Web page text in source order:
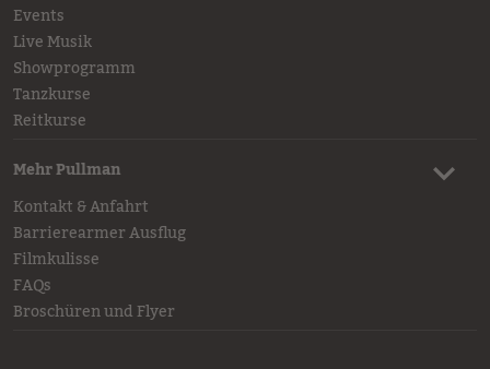
Events
Live Musik
Showprogramm
Tanzkurse
Reitkurse
Mehr Pullman
Kontakt & Anfahrt
Barrierearmer Ausflug
Filmkulisse
FAQs
Broschüren und Flyer